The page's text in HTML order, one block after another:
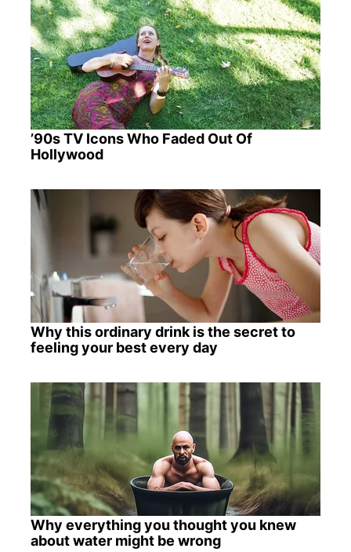
’90s TV Icons Who Faded Out Of
Hollywood
Why this ordinary drink is the secret to
feeling your best every day
Why everything you thought you knew
about water might be wrong